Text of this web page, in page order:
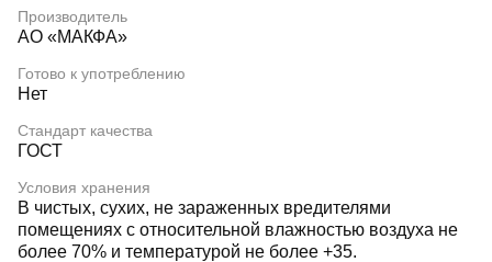
Производитель
АО «МАКФА»
Готово к употреблению
Нет
Стандарт качества
ГОСТ
Условия хранения
В чистых, сухих, не зараженных вредителями
помещениях с относительной влажностью воздуха не
более 70% и температурой не более +35.